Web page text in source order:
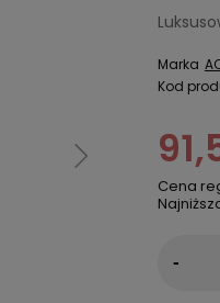
Marka
Kod
Cena
-